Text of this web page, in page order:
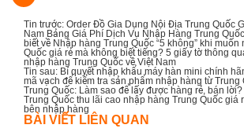
Tin trước: Order Đồ Gia Dụng Nội Địa Trung Quốc
Nam Bảng Giá Phí Dịch Vụ Nhập Hàng Trung Quốc
biết về Nhập hàng Trung Quốc “5 không” khi
Quốc giá rẻ mà không biết tiếng? 5 giấy tờ thông
nhập hàng Trung Quốc về Việt Nam
Tin sau: Bí quyết nhập khẩu máy hàn mini chính
mã vạch để kiểm tra sản phẩm nhập hàng từ Trung
Trung Quốc: Làm sao để lấy được hàng rẻ, bán lời?
Trung Quốc thu lãi cao nhập hàng Trung Quốc giá
bên nhập hàng
BÀI VIẾT LIÊN QUAN